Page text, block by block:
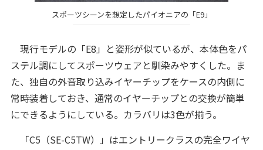
スポーツシーンを想定したパイオニアの「E9」
現行モデルの「E8」と姿形が似ているが、本体色をパ
ステル調にしてスポーツウェアと馴染みやすくした。ま
た、独自の外音取り込みイヤーチップをケースの内側に
常時装着しておき、通常のイヤーチップとの交換が簡単
にできるようにしている。カラバリは3色が揃う。
「C5（SE-C5TW）」はエントリークラスの完全ワイヤ